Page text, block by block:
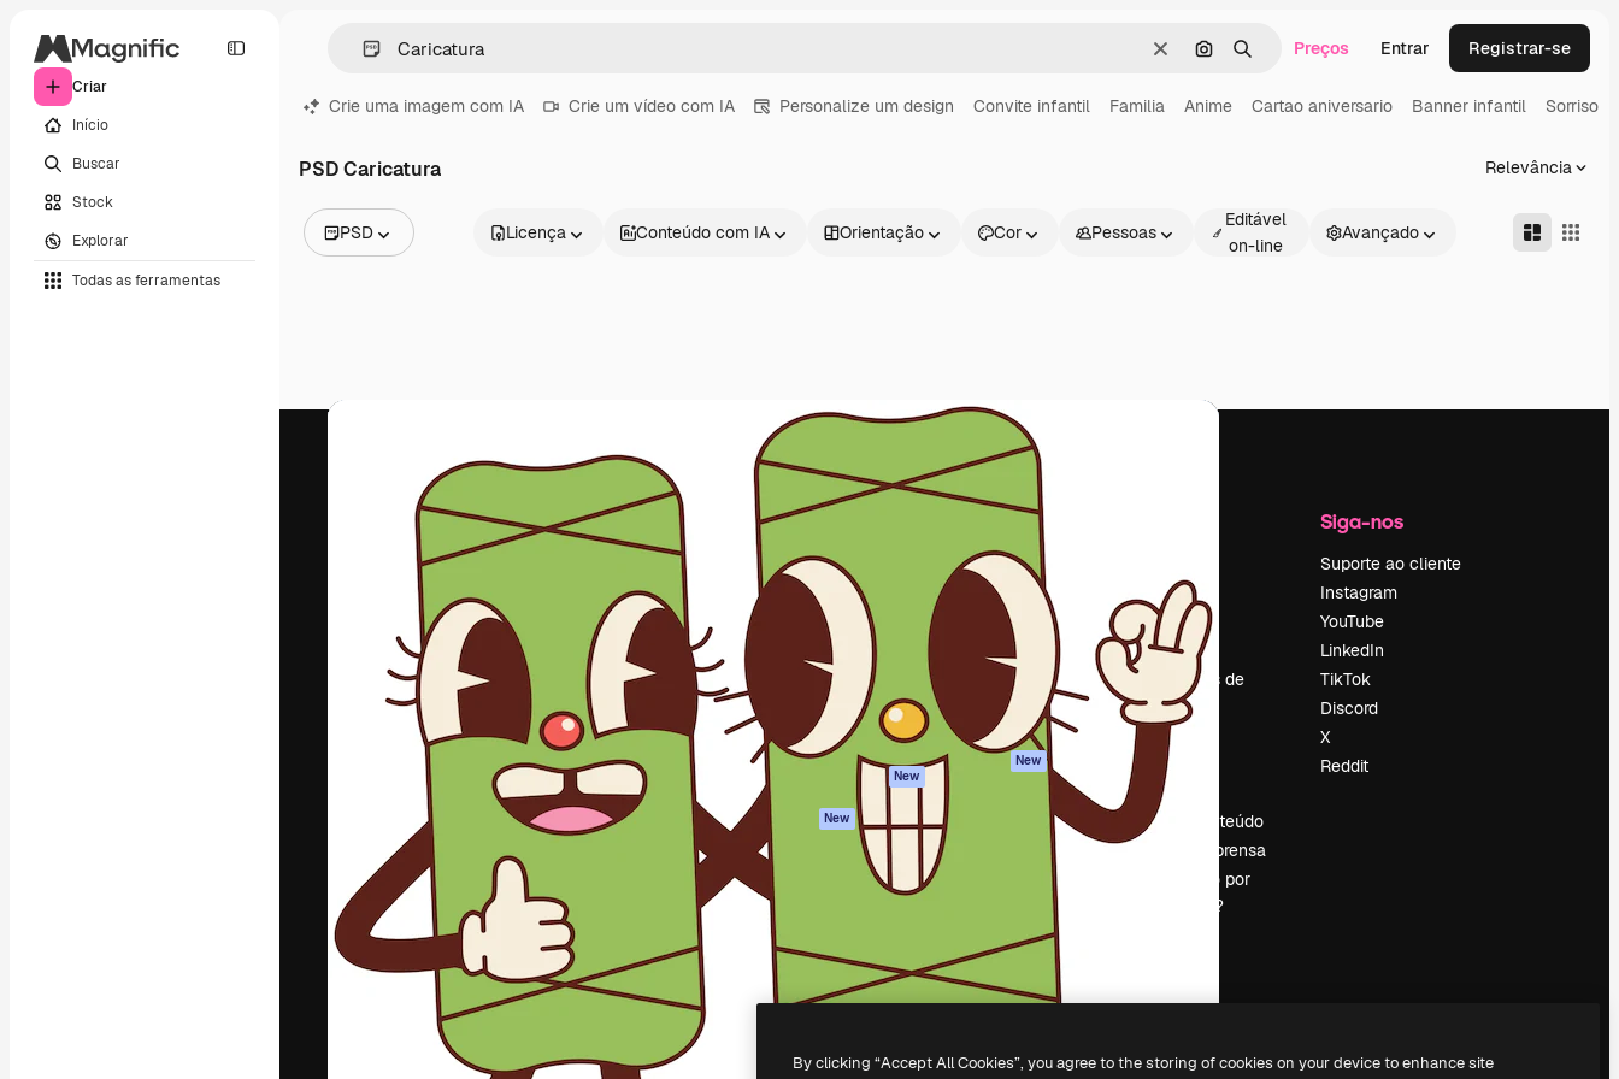
Criar
Início
Buscar
Stock
Explorar
Todas as ferramentas
LimparPesquisar por imagem
BuscarPreços Entrar Registrar-se
Crie uma imagem com IA Crie um vídeo com IA Personalize um design Convite infantil Familia Anime Cartao aniversario Banner infantil Sorriso
PSD Caricatura Relevância
PSD
Vídeos
Modelos de vídeos
Licença Conteúdo com IA Orientação Cor Pessoas
Editável
on-line
Avançado
A plataforma criativa para você direcionar
seu melhor trabalho. Mais de 1 milhão de
assinantes entre criativos, empresas,
agências e estúdios.
Português
Produtos
Spaces
Assistente de IA
Gerador de
Gerador de vídeos
Texto para voz
Conteúdo de stock
MCP para
Claude/ChatGPT
New
Agentes New
API
App móvel
Todas as
ferramentas
Começar
Academy
Documentação
Atendimento
condições
Política de
privacidade
Originais
New
Política de cookies
Central de
confiabilidade
Sobre nós
Reviews
Emprego
Tendências de
pesquisa
Blog
Eventos
Slidesgo
Vender conteúdo
Sala de imprensa
Procurando por
magnific.ai?
Siga-nos
Suporte ao cliente
Instagram
YouTube
LinkedIn
TikTok
Discord
X
Reddit
Copyright © 2010- Freepik Company S.L.U. Todos os direitos reservados.
By clicking “Accept All Cookies”, you agree to the storing of cookies on your device to enhance site